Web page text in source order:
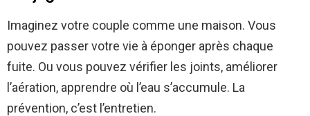
Imaginez votre couple comme une maison. Vous
pouvez passer votre vie à éponger après chaque
fuite. Ou vous pouvez vérifier les joints, améliorer
l’aération, apprendre où l’eau s’accumule. La
prévention, c’est l’entretien.